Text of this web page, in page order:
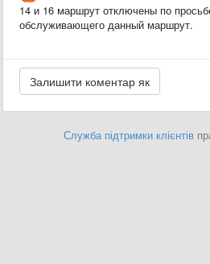
14 и 16 маршрут отключены по
обслуживающего данный маршрут.
Служба підтримки клієнтів